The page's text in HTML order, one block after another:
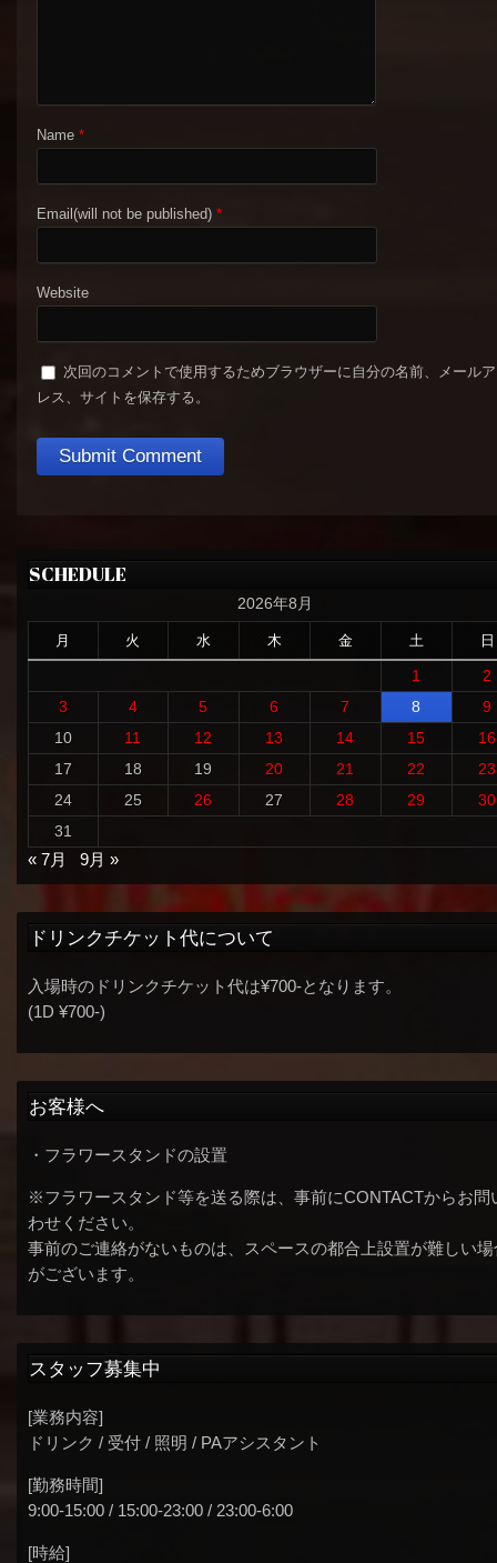
Name *
Email(will not be published) *
Website
次回のコメントで使用するためブラウザーに自分の名前、メール
レス、サイトを保存する。
SCHEDULE
2026年8月
月 火 水 木 金 土 日
1
2
3
4 5 6 7 8
9
10
11 12 13 14 15
16
17
18 19 20 21 22
23
24
25 26 27 28 29
30
31
« 7月
9月 »
ドリンクチケット代について
入場時のドリンクチケット代は¥700-となります。
(1D ¥700-)
お客様へ
・フラワースタンドの設置
※フラワースタンド等を送る際は、事前にCONTACTからお問
わせください。
事前のご連絡がないものは、スペースの都合上設置が難しい場
がございます。
スタッフ募集中
[業務内容]
ドリンク / 受付 / 照明 / PAアシスタント
[勤務時間]
9:00-15:00 / 15:00-23:00 / 23:00-6:00
[時給]